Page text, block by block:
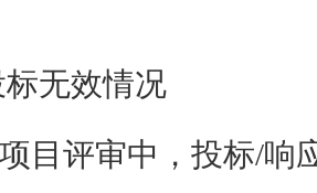
标无效情况
目评审中，投标/